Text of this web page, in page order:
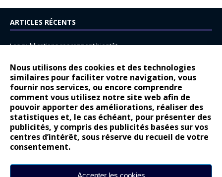
Nous utilisons des cookies et des technologies
similaires pour faciliter votre navigation, vous
fournir nos services, ou encore comprendre
comment vous utilisez notre site web afin de
pouvoir apporter des améliorations, réaliser des
statistiques et, le cas échéant, pour présenter des
publicités, y compris des publicités basées sur vos
centres d’intérêt, sous réserve du recueil de votre
consentement.
Accepter les cookies
ARTICLES RÉCENTS
Les publications reprennent bientôt…
14 juillet : nouveau film de marque pour Citroën
Renault Espace : voyage, voyage…
Peugeot E-208 GTi : naissance d’une légende
COMMENTAIRES RÉCENTS
Bernard Dardartdans
Gilly